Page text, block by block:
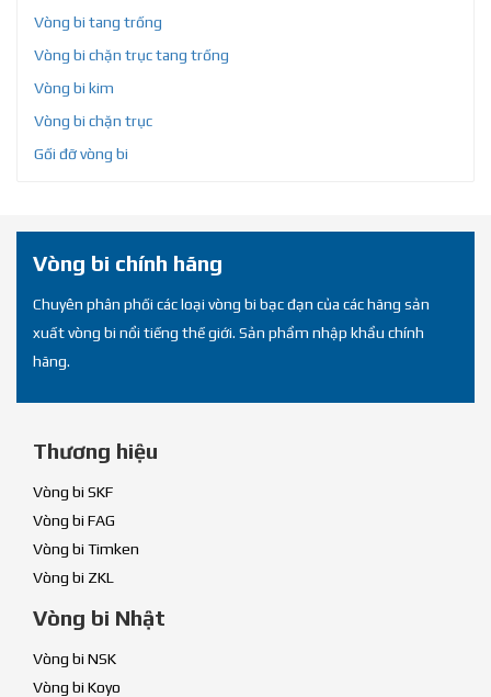
Vòng bi tang trống
Vòng bi chặn trục tang trống
Vòng bi kim
Vòng bi chặn trục
Gối đỡ vòng bi
Vòng bi chính hãng
Chuyên phân phối các loại vòng bi bạc đạn của các hãng sản
xuất vòng bi nổi tiếng thế giới. Sản phẩm nhập khẩu chính
hãng.
Thương hiệu
Vòng bi SKF
Vòng bi FAG
Vòng bi Timken
Vòng bi ZKL
Vòng bi Nhật
Vòng bi NSK
Vòng bi Koyo